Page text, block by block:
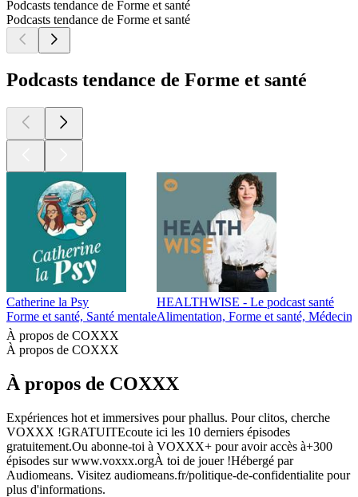
Podcasts tendance de Forme et santé
Podcasts tendance de Forme et santé
Podcasts tendance de Forme et santé
Catherine la Psy
Forme et santé, Santé mentale
HEALTHWISE - Le podcast santé
Alimentation, Forme et santé,
À propos de COXXX
À propos de COXXX
À propos de COXXX
Expériences hot et immersives pour phallus. Pour clitos, cherche
VOXXX !GRATUITEcoute ici les 10 derniers épisodes
gratuitement.Ou abonne-toi à VOXXX+ pour avoir accès à+300
épisodes sur www.voxxx.orgÀ toi de jouer !Hébergé par
Audiomeans. Visitez audiomeans.fr/politique-de-confidentialite pour
plus d'informations.